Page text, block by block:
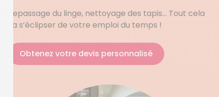
Repassage du linge, nettoyage des tapis… Tout cela
va s’éclipser de votre emploi du temps !
Obtenez votre devis personnalisé